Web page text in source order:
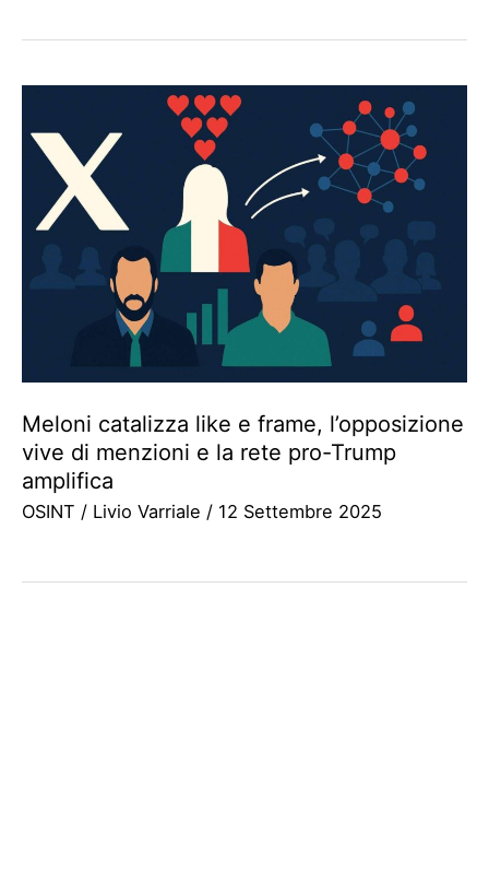
Meloni catalizza like e frame, l’opposizione
vive di menzioni e la rete pro-Trump
amplifica
OSINT / Livio Varriale / 12 Settembre 2025